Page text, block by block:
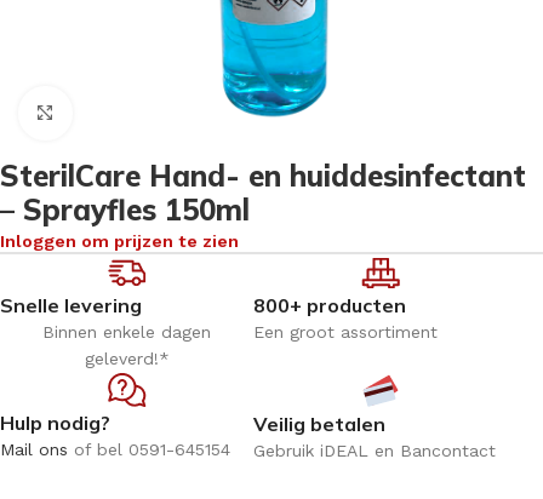
Klik om te vergroten
SterilCare Hand- en huiddesinfectant
– Sprayfles 150ml
Inloggen om prijzen te zien
Snelle levering
Binnen enkele dagen
geleverd!*
800+ producten
Een groot assortiment
Hulp nodig?
Mail ons of bel 0591-645154
Veilig betalen
Gebruik iDEAL en Bancontact